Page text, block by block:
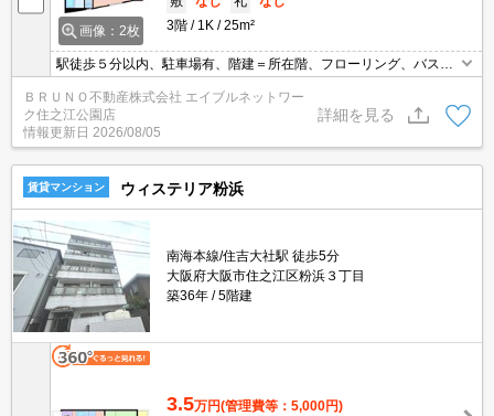
画像：2枚
3階
1K 25m²
駅徒歩５分以内、駐車場有、階建＝所在階、フローリング、バスト
イレ別
ＢＲＵＮＯ不動産株式会社 エイブルネットワー
ク住之江公園店
情報更新日 2026/08/05
詳細を見る
賃貸マンション ウィステリア粉浜
南海本線/住吉大社駅 徒歩5分
大阪府大阪市住之江区粉浜３丁目
築36年
5階建
3.5万円(管理費等：5,000円)